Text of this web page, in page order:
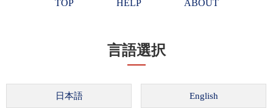
TOP HELP ABOUT
言語選択